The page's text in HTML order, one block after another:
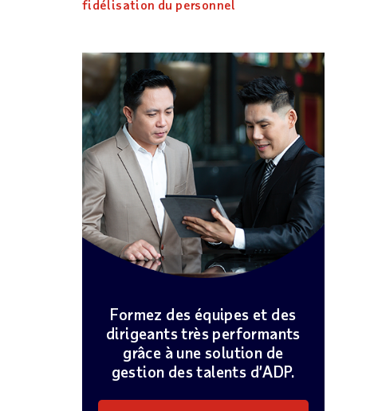
fidélisation du personnel
Formez des équipes et des
dirigeants très performants
grâce à une solution de
gestion des talents d’ADP.